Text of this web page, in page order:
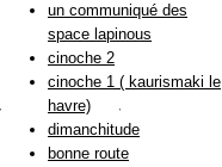
un communiqué des
space lapinous
cinoche 2
cinoche 1 ( kaurismaki le
havre)
dimanchitude
bonne route